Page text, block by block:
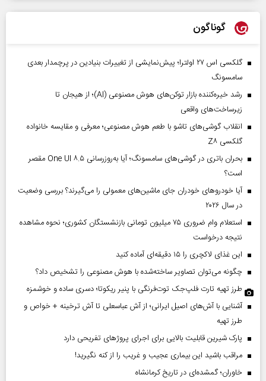
گوناگون
گلکسی اس ۲۷ اولترا؛ پیش‌نمایشی از تغییرات بنیادین در پرچمدار بعدی
سامسونگ
رشد خیره‌کننده بازار توکن‌های هوش مصنوعی (AI)؛ از هیجان تا
زیرساخت‌های واقعی
انقلاب گوشی‌های تاشو‌ با طعم هوش مصنوعی؛ معرفی و مقایسه خانواده
گلکسی Z۸
بحران باتری در گوشی‌های سامسونگ؛ آیا به‌روزرسانی One UI ۸.۵ مقصر
است؟
آیا خودروهای خودران جای ماشین‌های معمولی را می‌گیرند؟ بررسی وضعیت
در سال ۲۰۲۶
استعلام وام ضروری ۷۵ میلیون تومانی بازنشستگان کشوری؛ نحوه مشاهده
نتیجه درخواست
این غذای لاکچری را ۱۵ دقیقه‌ای آماده کنید
چگونه می‌توان تصاویر ساخته‌شده با هوش مصنوعی را تشخیص داد؟
طرز تهیه تارت فلپ‌جک توت‌فرنگی با پنیر ریکوتا؛ دسری ساده و خوشمزه
آشنایی با آش‌های اصیل ایرانی؛ از آش عباسعلی تا آش ترخینه + خواص و
طرز تهیه
پارک شیرین قابلیت‌ بالایی برای اجرای پروژهای تفریحی دارد
مراقب باشید این بیماری عجیب و غریب را از کنه نگیرید!
خاوران؛ گمشده‌ای در تاریخ کرمانشاه